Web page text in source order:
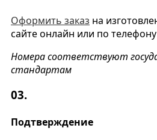
Оформить заказ на
сайте онлайн или по телефону
Номера соответствуют
стандартам
03.
Подтверждение